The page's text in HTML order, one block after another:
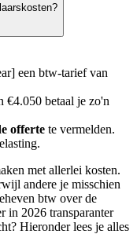
een btw-tarief van
€4.050 betaal je zo'n
offerte te vermelden.
met allerlei kosten.
andere je misschien
btw over de
in 2026 transparanter
Hieronder lees je alles